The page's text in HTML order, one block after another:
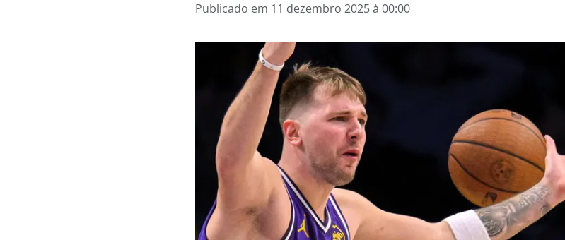
Publicado em 11 dezembro 2025 à 00:00